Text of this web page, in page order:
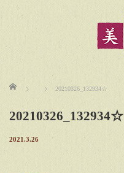
ホーム 20210326_132934☆
20210326_132934☆
2021.3.26